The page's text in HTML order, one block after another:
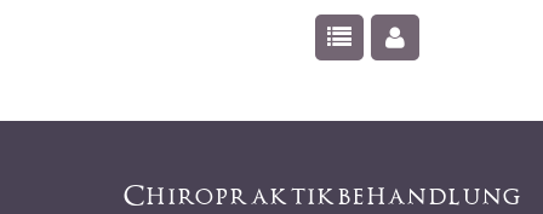
Chiropraktikbehandlung